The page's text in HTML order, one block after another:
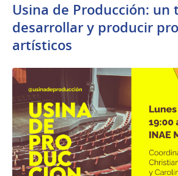
Usina de Producción: un
desarrollar y producir
artísticos